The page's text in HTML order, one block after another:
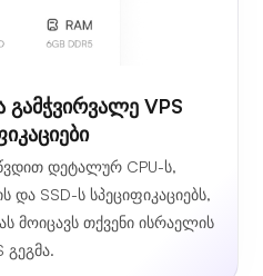
VPS
დეტალურ CPU-ს,
და SSD-ს სპეციფიკაციებს,
მოიცავს თქვენი ისრაელის
გეგმა.